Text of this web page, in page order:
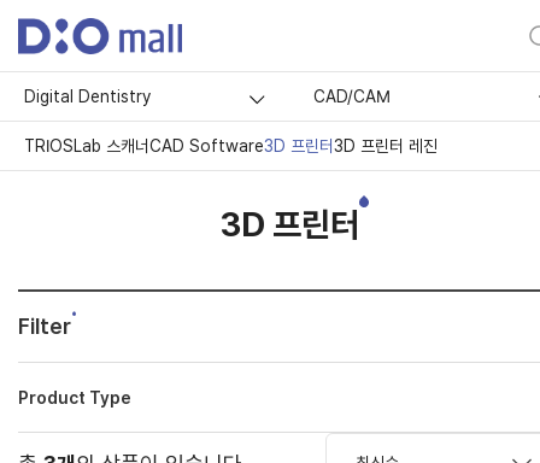
Digital Dentistry CAD/CAM
TRIOSLab 스캐너CAD Software3D 프린터3D 프린터 레진
3D 프린터
Filter
Product Type